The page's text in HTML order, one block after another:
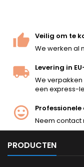
Veilig om te
We werken al
Levering in
We
een express-
Neem contact
PRODUCTEN